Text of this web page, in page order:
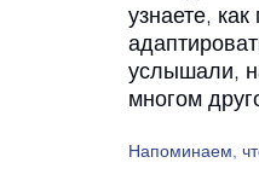
узнаете,
услышали,
многом
Напоминаем,